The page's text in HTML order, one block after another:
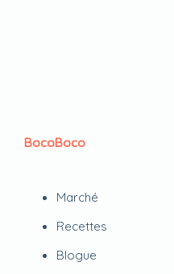
BocoBoco
Marché
Recettes
Blogue